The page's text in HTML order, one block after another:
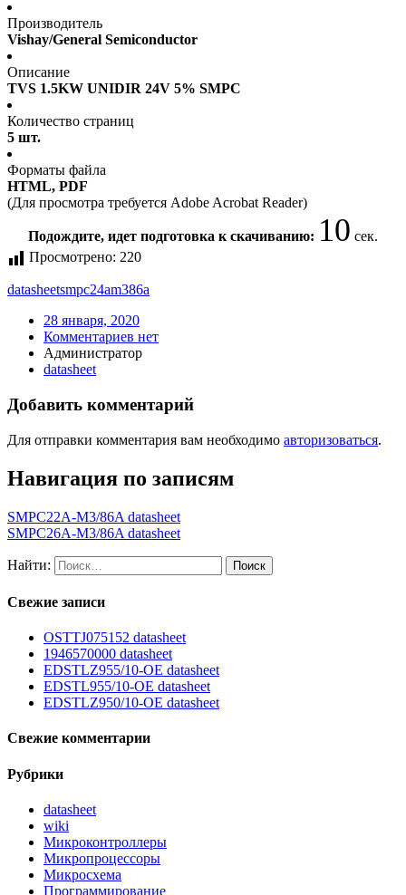
Производитель
Vishay/General Semiconductor
Описание
TVS 1.5KW UNIDIR 24V 5% SMPC
Количество страниц
5 шт.
Форматы файла
HTML, PDF
(Для просмотра требуется Adobe Acrobat Reader)
Подождите, идет подготовка к скачиванию: 10 сек.
Просмотрено: 220
datasheetsmpc24am386a
28 января, 2020
Комментариев нет
Администратор
datasheet
Добавить комментарий
Для отправки комментария вам необходимо авторизоваться.
Навигация по записям
SMPC22A-M3/86A datasheet
SMPC26A-M3/86A datasheet
Найти:
Свежие записи
OSTTJ075152 datasheet
1946570000 datasheet
EDSTLZ955/10-OE datasheet
EDSTL955/10-OE datasheet
EDSTLZ950/10-OE datasheet
Свежие комментарии
Рубрики
datasheet
wiki
Микроконтроллеры
Микропроцессоры
Микросхема
Программирование